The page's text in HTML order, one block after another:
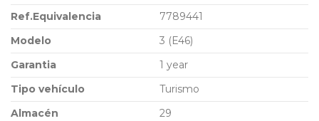
Ref.Equivalencia
7789441
Modelo
3 (E46)
Garantia
1 year
Tipo vehículo
Turismo
Almacén
29